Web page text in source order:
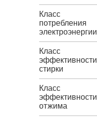
Класс
потребления
электроэнергии
Класс
эффективности
стирки
Класс
эффективности
отжима